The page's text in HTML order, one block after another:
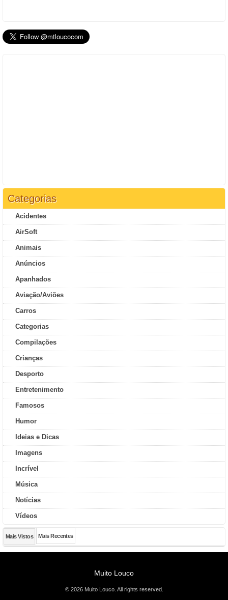
Categorias
Acidentes
AirSoft
Animais
Anúncios
Apanhados
Aviação/Aviões
Carros
Categorias
Compilações
Crianças
Desporto
Entretenimento
Famosos
Humor
Ideias e Dicas
Imagens
Incrível
Música
Notícias
Vídeos
Mais Vistos Mais Recentes
Muito Louco
© 2026 Muito Louco. All rights reserved.